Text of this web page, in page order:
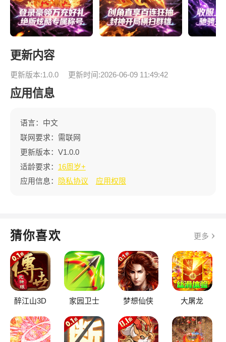
更新内容
更新版本:1.0.0 更新时间:2026-06-09 11:49:42
应用信息
语言：中文
联网要求：需联网
更新版本：V1.0.0
适龄要求： 16周岁+
应用信息：
隐私协议 应用权限
猜你喜欢 更多
醉江山3D 家园卫士 梦想仙侠 大屠龙